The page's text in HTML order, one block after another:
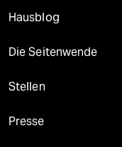
Hausblog
Die Seitenwende
Stellen
Presse